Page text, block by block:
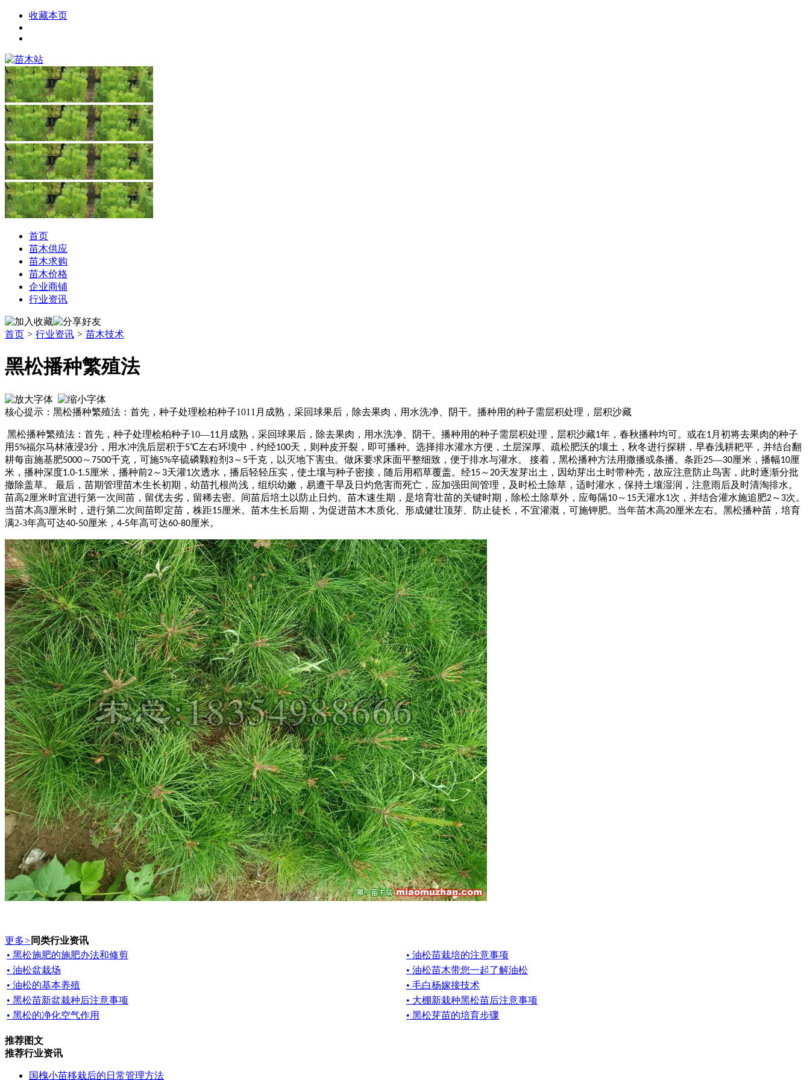
收藏本页
首页
苗木供应
苗木求购
苗木价格
企业商铺
行业资讯
首页 > 行业资讯 > 苗木技术
黑松播种繁殖法
核心提示：黑松播种繁殖法：首先，种子处理桧柏种子1011月成熟，采回球果后，除去果肉，用水洗净、阴干。播种用的种子需层积处理，层积沙藏
黑松播种繁殖法：首先，种子处理桧柏种子10—11月成熟，采回球果后，除去果肉，用水洗净、阴干。播种用的种子需层积处理，层积沙藏1年，春秋播种均可。或在1月初将去果肉的种子
用 5%福尔马林液浸3分，用水冲洗后层积于5℃左右环境中，约经100天，则种皮开裂，即可播种。选择排水灌水方便，土层深厚、疏松肥沃的壤土，秋冬进行探耕，早春浅耕耙平，并结台翻
耕每亩施基肥5000～ 7500千克，可施5%辛硫磷颗粒剂 3～ 5千克，以灭地下害虫。做床要求床面平整细致，便于排水与灌水。 接着， 黑松播种方法用撒播或条播。条距25—30厘米，播幅10厘
米，播种深度1.0-1.5厘米，播种前2～ 3天灌1次透水，播后轻轻压实，使土壤与种子密接，随后用稻草覆盖。经15～20天发芽出土，因幼芽出土时带种壳，故应注意防止鸟害，此时逐渐分批
撤除盖草。 最后，苗期管理苗木生长初期，幼苗扎根尚浅，组织幼嫩，易遭干旱及日灼危害而死亡，应加强田间管理，及时松土除草，适时灌水，保持土壤湿润，注意雨后及时清淘排水。
苗高2厘米时宜进行第一次间苗，留优去劣，留稀去密。间苗后培土以防止日灼。苗木速生期，是培育壮苗的关键时期，除松土除草外，应每隔10～ 15天灌水1次，并结合灌水施追肥2～ 3次。
当苗木高3厘米时，进行第二次间苗即定苗，株距15厘米。苗木生长后期，为促进苗木木质化、形成健壮顶芽、防止徒长，不宜灌溉，可施钾肥。当年苗木高20厘米左右。 黑松播种苗，培育
满2-3年高可达40-50厘米， 4-5年高可达60-80厘米。
更多> 同类行业资讯
• 黑松施肥的施肥办法和修剪
• 油松苗栽培的注意事项
• 油松盆栽场
• 油松苗木带您一起了解油松
• 油松的基本养殖
• 毛白杨嫁接技术
• 黑松苗新盆栽种后注意事项
• 大棚新栽种黑松苗后注意事项
• 黑松的净化空气作用
• 黑松芽苗的培育步骤
推荐图文
推荐行业资讯
国槐小苗移栽后的日常管理方法